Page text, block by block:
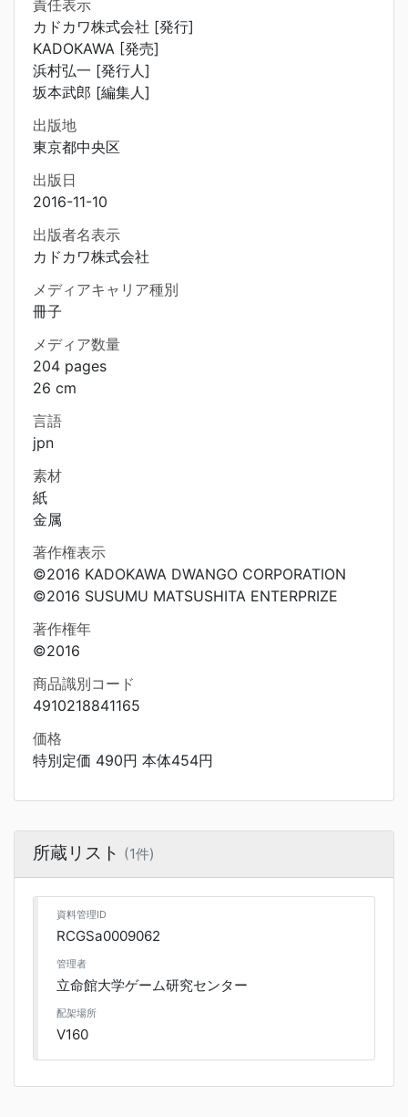
責任表示
カドカワ株式会社 [発行]
KADOKAWA [発売]
浜村弘一 [発行人]
坂本武郎 [編集人]
出版地
東京都中央区
出版日
2016-11-10
出版者名表示
カドカワ株式会社
メディアキャリア種別
冊子
メディア数量
204 pages
26 cm
言語
jpn
素材
紙
金属
著作権表示
©2016 KADOKAWA DWANGO CORPORATION
©2016 SUSUMU MATSUSHITA ENTERPRIZE
著作権年
©2016
商品識別コード
4910218841165
価格
特別定価 490円 本体454円
所蔵リスト (1件)
資料管理ID
RCGSa0009062
管理者
立命館大学ゲーム研究センター
配架場所
V160